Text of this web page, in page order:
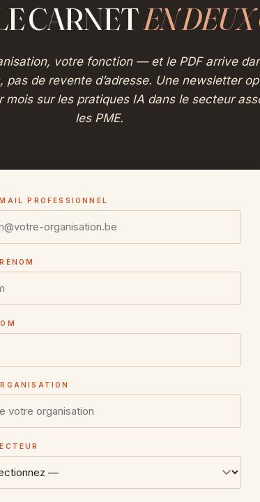
CARNETEN
votre fonction — et le PDF arrive
pas de revente d’adresse. Une newsletter
mois sur les pratiques IA dans le secteur
les PME.
PROFESSIONNEL